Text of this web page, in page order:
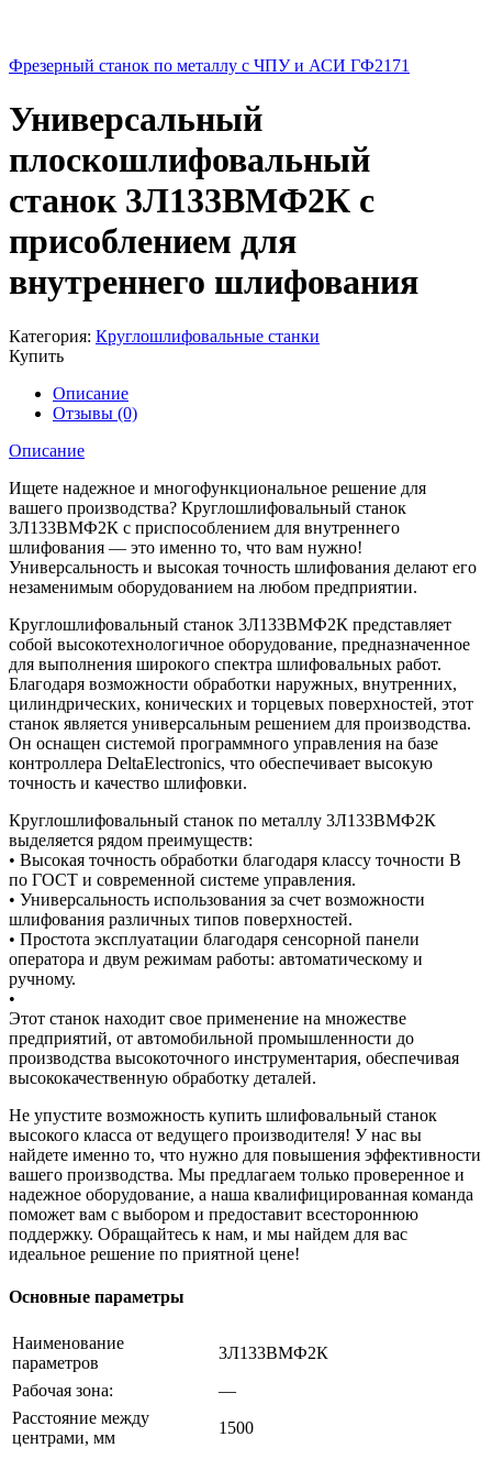
Фрезерный станок по металлу с ЧПУ и АСИ ГФ2171
Универсальный
плоскошлифовальный
станок 3Л133ВМФ2К с
присоблением для
внутреннего шлифования
Категория: Круглошлифовальные станки
Купить
Описание
Отзывы (0)
Описание
Ищете надежное и многофункциональное решение для
вашего производства? Круглошлифовальный станок
3Л133ВМФ2К с приспособлением для внутреннего
шлифования — это именно то, что вам нужно!
Универсальность и высокая точность шлифования делают его
незаменимым оборудованием на любом предприятии.
Круглошлифовальный станок 3Л133ВМФ2К представляет
собой высокотехнологичное оборудование, предназначенное
для выполнения широкого спектра шлифовальных работ.
Благодаря возможности обработки наружных, внутренних,
цилиндрических, конических и торцевых поверхностей, этот
станок является универсальным решением для производства.
Он оснащен системой программного управления на базе
контроллера DeltaElectronics, что обеспечивает высокую
точность и качество шлифовки.
Круглошлифовальный станок по металлу 3Л133ВМФ2К
выделяется рядом преимуществ:
• Высокая точность обработки благодаря классу точности В
по ГОСТ и современной системе управления.
• Универсальность использования за счет возможности
шлифования различных типов поверхностей.
• Простота эксплуатации благодаря сенсорной панели
оператора и двум режимам работы: автоматическому и
ручному.
•
Этот станок находит свое применение на множестве
предприятий, от автомобильной промышленности до
производства высокоточного инструментария, обеспечивая
высококачественную обработку деталей.
Не упустите возможность купить шлифовальный станок
высокого класса от ведущего производителя! У нас вы
найдете именно то, что нужно для повышения эффективности
вашего производства. Мы предлагаем только проверенное и
надежное оборудование, а наша квалифицированная команда
поможет вам с выбором и предоставит всестороннюю
поддержку. Обращайтесь к нам, и мы найдем для вас
идеальное решение по приятной цене!
Основные параметры
Наименование
параметров
3Л133ВМФ2К
Рабочая зона:
—
Расстояние между
центрами, мм
1500